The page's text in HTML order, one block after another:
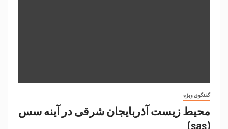
گفتگوی ویژه
محیط زیست آذربایجان شرقی در آینه سس
(sas)